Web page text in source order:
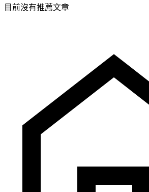
目前沒有推薦文章